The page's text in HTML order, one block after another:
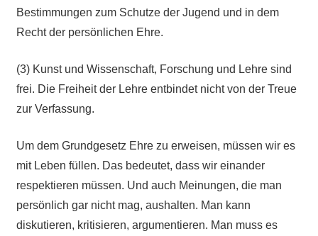
Bestimmungen zum Schutze der Jugend und in dem
Recht der persönlichen Ehre.
(3) Kunst und Wissenschaft, Forschung und Lehre sind
frei. Die Freiheit der Lehre entbindet nicht von der Treue
zur Verfassung.
Um dem Grundgesetz Ehre zu erweisen, müssen wir es
mit Leben füllen. Das bedeutet, dass wir einander
respektieren müssen. Und auch Meinungen, die man
persönlich gar nicht mag, aushalten. Man kann
diskutieren, kritisieren, argumentieren. Man muss es